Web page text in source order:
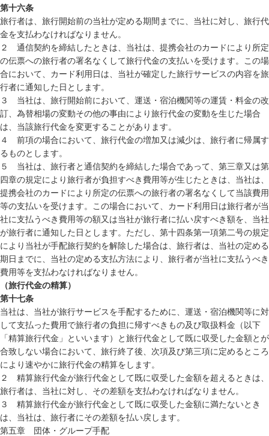
第十六条
旅行者は、旅行開始前の当社が定める期間までに、当社に対し、旅行代
金を支払わなければなりません。
２ 通信契約を締結したときは、当社は、提携会社のカードにより所定
の伝票への旅行者の署名なくして旅行代金の支払いを受けます。この場
合において、カード利用日は、当社が確定した旅行サービスの内容を旅
行者に通知した日とします。
３ 当社は、旅行開始前において、運送・宿泊機関等の運賃・料金の改
訂、為替相場の変動その他の事由により旅行代金の変動を生じた場合
は、当該旅行代金を変更することがあります。
４ 前項の場合において、旅行代金の増加又は減少は、旅行者に帰属す
るものとします。
５ 当社は、旅行者と通信契約を締結した場合であって、第三章又は第
四章の規定により旅行者が負担すべき費用等が生じたときは、当社は、
提携会社のカードにより所定の伝票への旅行者の署名なくして当該費用
等の支払いを受けます。この場合において、カード利用日は旅行者が当
社に支払うべき費用等の額又は当社が旅行者に払い戻すべき額を、当社
が旅行者に通知した日とします。ただし、第十四条第一項第二号の規定
により当社が手配旅行契約を解除した場合は、旅行者は、当社の定める
期日までに、当社の定める支払方法により、旅行者が当社に支払うべき
費用等を支払わなければなりません。
（旅行代金の精算）
第十七条
当社は、当社が旅行サービスを手配するために、運送・宿泊機関等に対
して支払った費用で旅行者の負担に帰すべきもの及び取扱料金（以下
「精算旅行代金」といいます）と旅行代金として既に収受した金額とが
合致しない場合において、旅行終了後、次項及び第三項に定めるところ
により速やかに旅行代金の精算をします。
２ 精算旅行代金が旅行代金として既に収受した金額を超えるときは、
旅行者は、当社に対し、その差額を支払わなければなりません。
３ 精算旅行代金が旅行代金として既に収受した金額に満たないとき
は、当社は、旅行者にその差額を払い戻します。
第五章 団体・グループ手配